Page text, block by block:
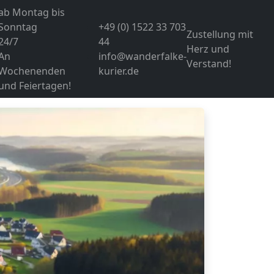
Montag bis
7
Feiertagen!
+49 (0) 1522 33 703
44
info@wanderfalke-
kurier.de
Zustellung mit
Herz und
Verstand!